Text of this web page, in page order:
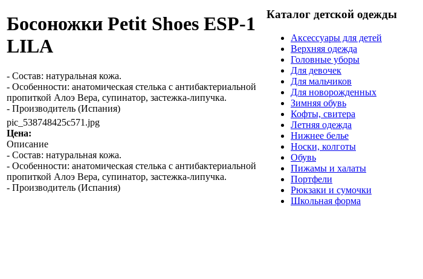
Босоножки Petit Shoes ESP-1
LILA
- Состав: натуральная кожа.
- Особенности: анатомическая стелька с антибактериальной
пропиткой Алоэ Вера, супинатор, застежка-липучка.
- Производитель (Испания)
pic_538748425c571.jpg
Цена:
Описание
- Состав: натуральная кожа.
- Особенности: анатомическая стелька с антибактериальной
пропиткой Алоэ Вера, супинатор, застежка-липучка.
- Производитель (Испания)
Каталог детской одежды
Аксессуары для детей
Верхняя одежда
Головные уборы
Для девочек
Для мальчиков
Для новорожденных
Зимняя обувь
Кофты, свитера
Летняя одежда
Нижнее белье
Носки, колготы
Обувь
Пижамы и халаты
Портфели
Рюкзаки и сумочки
Школьная форма